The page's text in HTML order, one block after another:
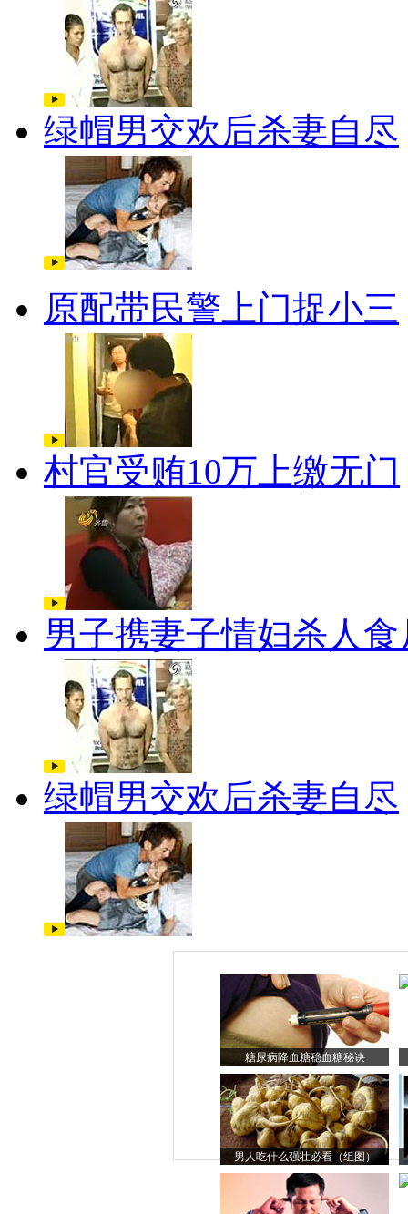
绿帽男交欢后杀妻自尽
原配带民警上门捉小三
村官受贿10万上缴无门
男子携妻子情妇杀人食
绿帽男交欢后杀妻自尽
糖尿病降血糖稳血糖秘诀
男人吃什么强壮必看（组图）